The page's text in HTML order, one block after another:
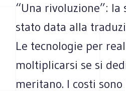
“Una rivoluzione”:
stato data alla
Le tecnologie per
moltiplicarsi se si
meritano. I costi